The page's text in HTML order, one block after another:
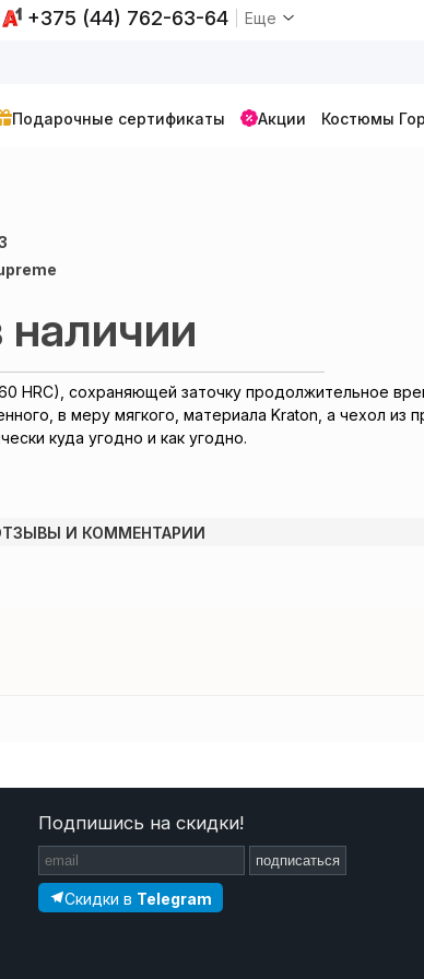
+375 (44) 762-63-64 Еще
Подарочные сертификаты Акции Костюмы
наличии
HRC), сохраняющей заточку продолжительное
в меру мягкого, материала Kraton, а чехол
куда угодно и как угодно.
И КОММЕНТАРИИ
Подпишись на скидки!
подписаться
Скидки в Telegram